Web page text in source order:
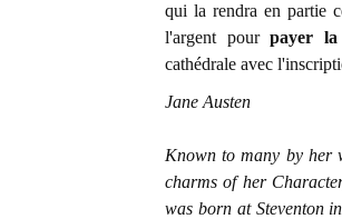
qui la rendra en partie
l'argent pourpayer la
cathédrale avec
Jane Austen
Known to many by her
charms of her
was born at Steventon